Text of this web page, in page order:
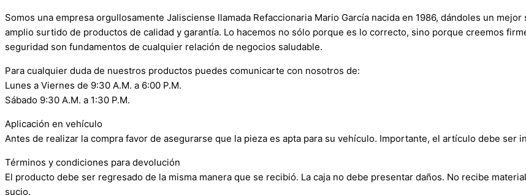
Somos una empresa orgullosamente Jalisciense llamada Refaccionaria Mario García nacida en 1986, dándoles un
amplio surtido de productos de calidad y garantía. Lo hacemos no sólo porque es lo correcto, sino porque creemos
seguridad son fundamentos de cualquier relación de negocios saludable.
Para cualquier duda de nuestros productos puedes comunicarte con nosotros de:
Lunes a Viernes de 9:30 A.M. a 6:00 P.M.
Sábado 9:30 A.M. a 1:30 P.M.
Aplicación en vehículo
Antes de realizar la compra favor de asegurarse que la pieza es apta para su vehículo. Importante, el artículo debe ser
Términos y condiciones para devolución
El producto debe ser regresado de la misma manera que se recibió. La caja no debe presentar daños. No recibe
sucio.